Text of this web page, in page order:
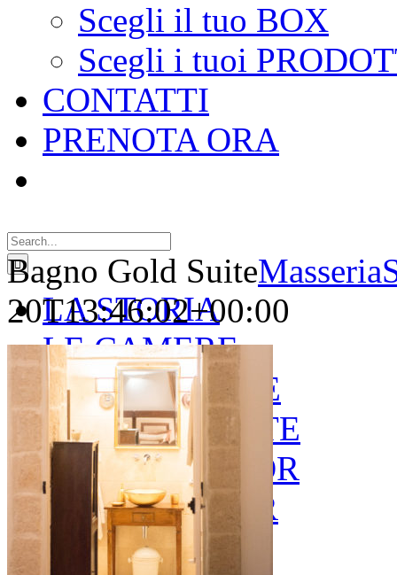
Scegli il tuo BOX
Scegli i tuoi
CONTATTI
PRENOTA ORA
for:
LA STORIA
LE CAMERE
GOLD SUITE
GREEN SUITE
BLUE JUNIOR
RED JUNIOR
ESPERIENZE
Bagno Gold Suite
20T13:46:02+00:00